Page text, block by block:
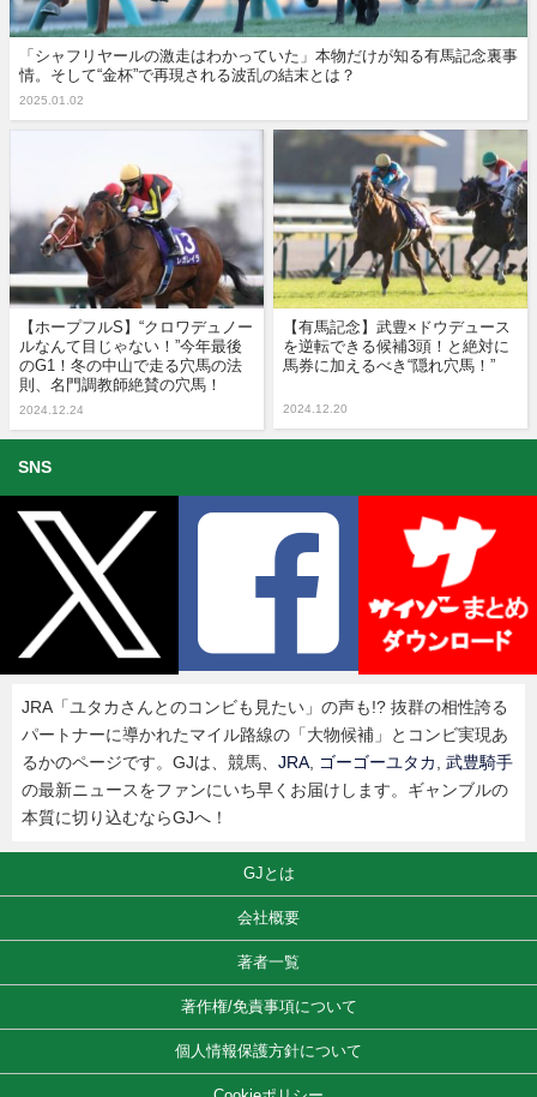
「シャフリヤールの激走はわかっていた」本物だけが知る有馬記念裏事
情。そして“金杯”で再現される波乱の結末とは？
2025.01.02
【ホープフルS】“クロワデュノー
ルなんて目じゃない！”今年最後
のG1！冬の中山で走る穴馬の法
則、名門調教師絶賛の穴馬！
2024.12.24
【有馬記念】武豊×ドウデュース
を逆転できる候補3頭！と絶対に
馬券に加えるべき“隠れ穴馬！”
2024.12.20
SNS
JRA「ユタカさんとのコンビも見たい」の声も!? 抜群の相性誇る
パートナーに導かれたマイル路線の「大物候補」とコンビ実現あ
るかのページです。GJは、競馬、 JRA ゴーゴーユタカ
武豊騎手
の最新ニュースをファンにいち早くお届けします。ギャンブルの
本質に切り込むならGJへ！
GJとは
会社概要
著者一覧
著作権/免責事項について
個人情報保護方針について